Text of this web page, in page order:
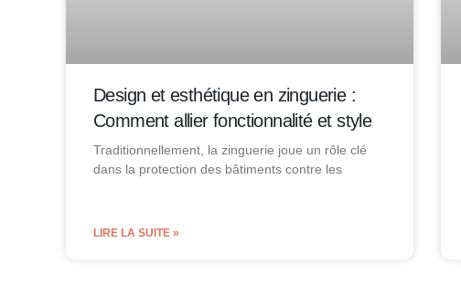
Design et esthétique en zinguerie :
Comment allier fonctionnalité et style
Traditionnellement, la zinguerie joue un rôle clé
dans la protection des bâtiments contre les
LIRE LA SUITE »